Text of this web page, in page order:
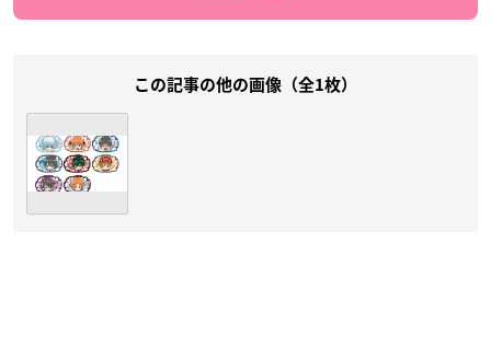
この記事の他の画像（全1枚）